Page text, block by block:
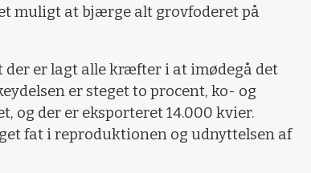
muligt at bjærge alt grovfoderet på
der er lagt alle kræfter i at imødegå det
er steget to procent, ko- og
og der er eksporteret 14.000 kvier.
fat i reproduktionen og udnyttelsen af